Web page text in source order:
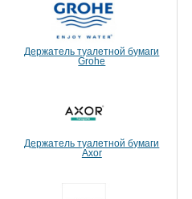
Держатель туалетной бумаги
Grohe
Держатель туалетной бумаги
Axor